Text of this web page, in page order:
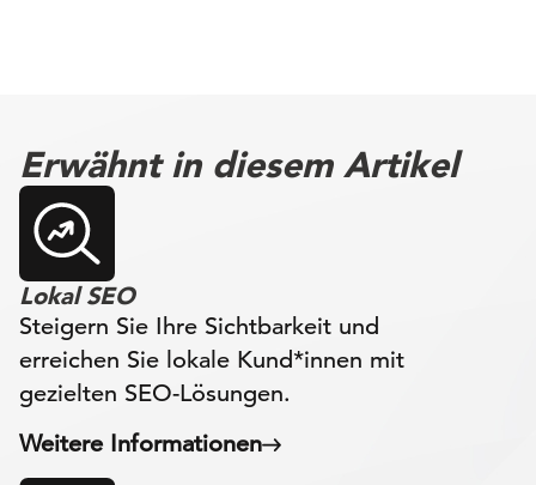
Erwähnt in diesem Artikel
Lokal SEO
Steigern Sie Ihre Sichtbarkeit und
erreichen Sie lokale Kund*innen mit
gezielten SEO-Lösungen.
Weitere Informationen